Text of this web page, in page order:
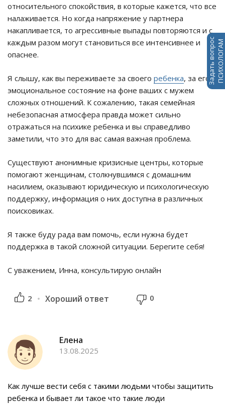
относительного спокойствия, в которые кажется, что все
налаживается. Но когда напряжение у партнера
накапливается, то агрессивные выпады повторяются и с
каждым разом могут становиться все интенсивнее и
опаснее.
Я слышу, как вы переживаете за своего ребенка, за его
эмоциональное состояние на фоне ваших с мужем
сложных отношений. К сожалению, такая семейная
небезопасная атмосфера правда может сильно
отражаться на психике ребенка и вы справедливо
заметили, что это для вас самая важная проблема.
Существуют анонимные кризисные центры, которые
помогают женщинам, столкнувшимся с домашним
насилием, оказывают юридическую и психологическую
поддержку, информация о них доступна в различных
поисковиках.
Я также буду рада вам помочь, если нужна будет
поддержка в такой сложной ситуации. Берегите себя!
С уважением, Инна, консультирую онлайн
2 Хороший ответ 0
Елена
13.08.2025
Как лучше вести себя с такими людьми чтобы защитить
ребенка и бывает ли такое что такие люди
Задать вопросПСИХОЛОГАМ